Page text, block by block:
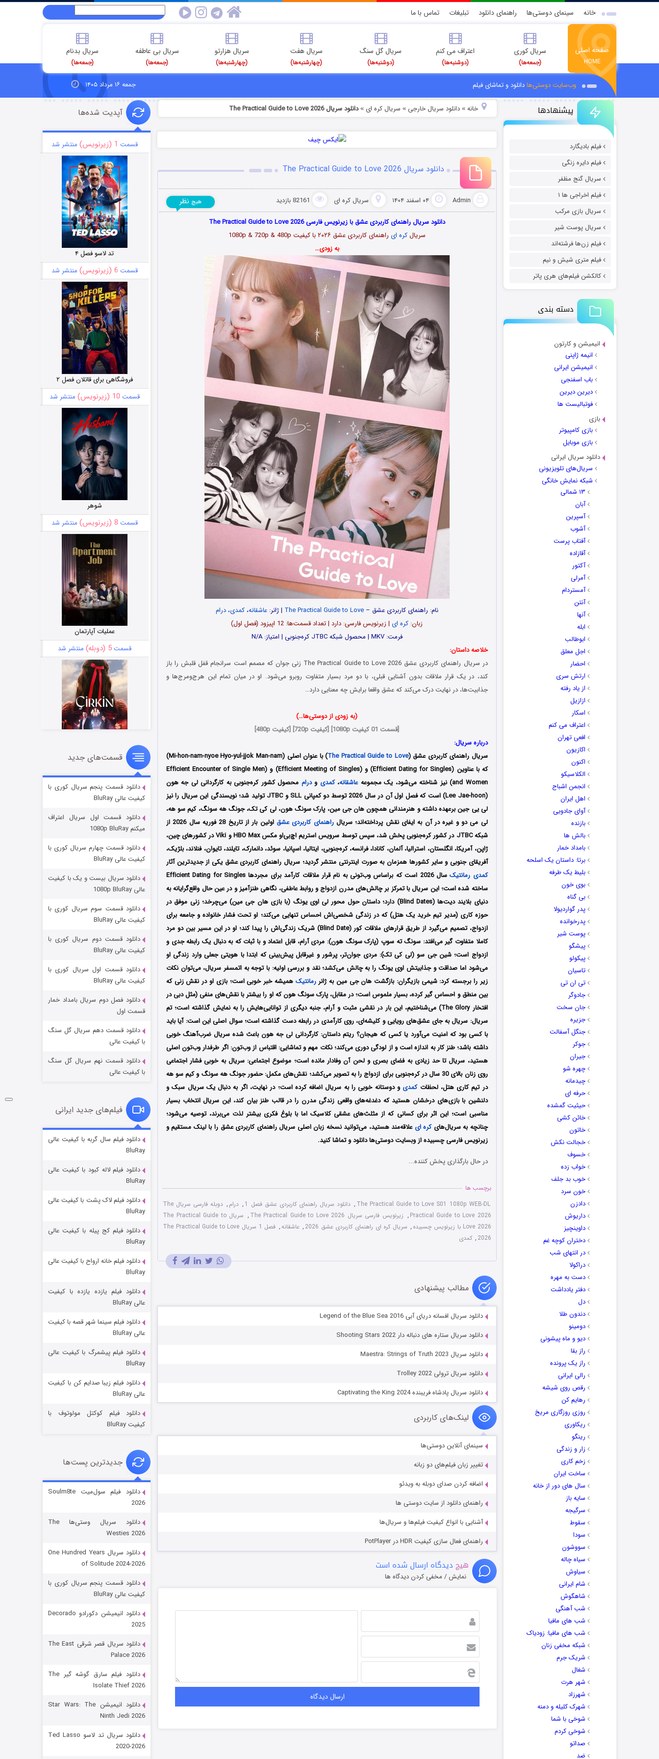
خانه سینمای دوستی‌ها راهنمای دانلود تبلیغات تماس با ما
صفحه اصلی
HOME
سریال کوری
(جمعه‌ها)
اعتراف می کنم
(دوشنبه‌ها)
سریال گل سنگ
(دوشنبه‌ها)
سریال هفت
(چهارشنبه‌ها)
سریال هزارتو
(چهارشنبه‌ها)
سریال بی عاطفه
(جمعه‌ها)
سریال بدنام
(جمعه‌ها)
وب‌سایت دوستی‌هادانلود و تماشای فیلم جمعه ۱۶ مرداد ۱۴۰۵
پیشنهادها
فیلم بادیگارد
فیلم دایره زنگی
سریال گنج مظفر
فیلم اخراجی ها ۱
سریال بازی مرکب
سریال پوست شیر
فیلم زن‌ها فرشته‌اند
فیلم متری شیش و نیم
کالکشن فیلم‌های هری پاتر
دسته بندی
انیمیشن و کارتون
انیمه ژاپنی
انیمیشن ایرانی
باب اسفنجی
دیرین دیرین
فوتبالیست ها
بازی
بازی کامپیوتر
بازی موبایل
دانلود سریال ایرانی
سریال‌های تلویزیونی
شبکه نمایش خانگی
۱۳ شمالی
آبان
آسپرین
آشوب
آفتاب پرست
آقازاده
آکتور
آمرلی
آمستردام
آنتن
آنها
ابله
ابوطالب
اجل معلق
احضار
ارتش سری
از یاد رفته
ازازیل
اسکار
اعتراف می کنم
افعی تهران
اکازیون
اکنون
الکلاسیکو
انجمن اشباح
اهل ایران
آوای جادویی
بازنده
بالش ها
بامداد خمار
برتا: داستان یک اسلحه
بلیط یک‌‌ طرفه
بوی خون
بی گناه
پدر گواردیولا
پدرخوانده
پوست شیر
پیشگو
پیکولو
تاسیان
تی ان تی
جادوگر
جان سخت
جزیره
جنگل آسفالت
جوکر
جیران
چهره شو
چیدمانه
حرفه ای
حیثیت گمشده
خائن کشی
خاتون
خجالت نکش
خسوف
خواب زده
خوب بد جلف
خون سرد
دادزن
داریوش
داوینچیز
دختران کوچه غم
در انتهای شب
دراکولا
دست به مهره
دفتر یادداشت
دل
دندون طلا
دومینو
دیو و ماه پیشونی
راز بقا
راز یک پرونده
رالی ایرانی
رقص روی شیشه
رهایم کن
روزی روزگاری مریخ
ریکاوری
رینگو
زار و زندگی
زخم کاری
ساخت ایران
سال های دور از خانه
سایه باز
سرگیجه
سقوط
سودا
سووشون
سیاه چاله
سیاوش
شام ایرانی
شاهگوش
شب آهنگی
شب های مافیا
شب های مافیا: زودیاک
شبکه مخفی زنان
شریک جرم
شغال
شهر هرت
شهرزاد
شهرک کلیله و دمنه
شوخی با شما
شوخی کردم
صداتو
ضد
خانه» دانلود سریال خارجی » سریال کره ای »دانلود سریال The Practical Guide to Love 2026
دانلود سریال The Practical Guide to Love 2026
Admin ۰۴ اسفند ۱۴۰۴ سریال کره ای 82161 بازدید هیچ نظر
دانلود سریال راهنمای کاربردی عشق با زیرنویس فارسی The Practical Guide to Love 2026
سریالکره ای راهنمای کاربردی عشق ۲۰۲۶ با کیفیت 1080p & 720p & 480p
به زودی…
نام: راهنمای کاربردی عشق –The Practical Guide to Love | ژانر:عاشقانه،کمدی،درام
زبان: کره ای | زیرنویس فارسی: دارد | تعداد قسمت‌‌‌ها: 12 اپیزود (فصل اول)
فرمت: MKV | محصول شبکه JTBC کره‌‎جنوبی | امتیاز: N/A
خلاصه داستان:
در سریال راهنمای کاربردی عشق The Practical Guide to Love 2026 زنی جوان که مصمم است سرانجام قفل قلبش را باز
کند، در یک قرار ملاقات بدون آشنایی قبلی، با دو مرد بسیار متفاوت روبرو می‌شود. او در میان تمام این هرج‌ومرج‌ها و
جذابیت‌ها، در نهایت درک می‌کند که عشق واقعا برایش چه معنایی دارد…
(به زودی از دوستی‌ها…)
[قسمت 01 کیفیت 1080p ] [کیفیت 720p ] [کیفیت 480p
]
درباره سریال:
سریال راهنمای کاربردی عشق (The Practical Guide to Love
) با عنوان اصلی (Mi-hon-nam-nyoe Hyo-yul-jjok Man-nam)
که با عناوین (Efficient Dating for Singles) و (Efficient Meeting of Singles) و (Efficient Encounter of Single Men
and Women) نیز شناخته می‌شود، یک مجموعه
عاشقانه،کمدی ودرام محصول کشور کره‌جنوبی به کارگردانی لی جه هون
(Lee Jae-hoon)
است که فصل اول آن در سال 2026 توسط دو کمپانی‌ SLL و JTBC تولید شد؛ نویسندگی این سریال را نیز
لی یی جینبرعهده داشته و هنرمندانی همچونهان جی مین، پارک سونگ هون، لی کی تک، جونگ هه سونگ، کیم سو هه،
لی می دوو غیره در آن به ایفای نقش پرداخته‌اند؛ سریالراهنمای کاربردی عشق
اولین بار از تاریخ 28 فوریه سال 2026 از
شبکه JTBC در کشور کره‌جنوبی پخش شد، سپس توسط سرویس استریم اچ‌بی‌او مکس HBO Max و Viki در کشورهای چین،
ژاپن، آمریکا، انگلستان، استرالیا، آلمان، کانادا، فرانسه، کره‌جنوبی، ایتالیا، اسپانیا، سوئد، دانمارک، تایلند، تایوان، فنلاند، بلژیک،
آفریقای جنوبی و سایر کشورها همزمان به صورت اینترنتی منتشر گردید؛سریال راهنمای کاربردی عشق یکی از جدیدترین آثار
کمدی رمانتیک
سال 2026 است که براساس وب‌تونی به نام قرار ملاقات کارآمد برای مجردها Efficient Dating for Singles
ساخته شده است؛ این سریال با تمرکز بر چالش‌های مدرن ازدواج و روابط عاطفی، نگاهی طنزآمیز و در عین حال واقع‌گرایانه به
دنیای بلایند دیت‌ها (Blind Dates) دارد؛
داستان حول محور لی اوی یونگ (با بازی هان جی مین) می‌چرخد؛ زنی موفق در
حوزه کاری (مدیر تیم خرید یک هتل) که در زندگی شخصی‌اش احساس تنهایی می‌کند؛ او تحت فشار خانواده و جامعه برای
ازدواج، تصمیم می‌گیرد از طریق قرارهای ملاقات کور (Blind Date) شریک زندگی‌اش را پیدا کند؛ او در این مسیر بین دو مرد
کاملا متفاوت گیر می‌افتد: سونگ ته سوپ (پارک سونگ هون): مردی آرام، قابل اعتماد و با ثبات که به دنبال یک رابطه جدی و
ازدواج است؛ شین جی سو (لی کی تک): مردی جوان‌تر، پرشور و غیرقابل پیش‌بینی که ابتدا با هویتی جعلی وارد زندگی او
می‌شود اما صداقت و جذابیتش اوی یونگ را به چالش می‌کشد؛ نقد و بررسی اولیه: با توجه به اتمسفر سریال، می‌توان نکات
زیر را برجسته کرد: شیمی بازیگران: بازگشت هان جی مین به ژانررمانتیک همیشه خبر خوبی است؛ بازی او در نقش زنی که
بین منطق و احساس گیر کرده، بسیار ملموس است؛ در مقابل، پارک سونگ هون که او را بیشتر با نقش‌های منفی (مثل دبی در
افتخار The Glory) می‌شناختیم، این بار در نقشی مثبت و آرام، جنبه‌ دیگری از توانایی‌هایش را به نمایش گذاشته است؛ تم
سریال: سریال به جای عشق‌های رویایی و کلیشه‌ای، روی کارآمدی در رابطه دست گذاشته است؛ سوال اصلی این است: آیا باید
با کسی بود که امنیت می‌آورد یا کسی که هیجان؟ ریتم داستان: کارگردانی لی جه هون باعث شده سریال ضرب‌آهنگ خوبی
داشته باشد؛ طنز کار به اندازه است و از لودگی دوری می‌کند؛ نکات مهم و تماشایی: اقتباس از وب‌تون: اگر طرفدار وب‌تون اصلی
هستید، سریال تا حد زیادی به فضای بصری و لحن آن وفادار مانده است؛ موضوع اجتماعی: سریال به خوبی فشار اجتماعی
روی زنان بالای 30 سال در کره‌جنوبی برای ازدواج را به تصویر می‌کشد؛ نقش‌های مکمل: حضور جونگ هه سونگ و کیم سو هه
در تیم کاری هتل، لحظاتکمدی و دوستانه خوبی را به سریال اضافه کرده است؛ در نهایت، اگر به دنبال یک سریال سبک و
دلنشین با بازی‌های درخشان هستید که دغدغه‌های واقعی زندگی مدرن را در قالب طنز بیان کند، این سریال انتخاب بسیار
مناسبی است؛ این اثر برای کسانی که از مثلث‌های عشقی کلاسیک اما با بلوغ فکری بیشتر لذت می‌برند، توصیه می‌شود؛
چنانچه به سریال‌هایکره ای علاقه‌مند هستید، می‌توانید نسخه زبان اصلی سریال راهنمای کاربردی عشق را با لینک مستقیم و
زیرنویس فارسی چسبیده از وبسایت دوستی‌ها دانلود و تماشا کنید.
در حال بارگذاری پخش کننده...
برچسب ها
The Practical Guide to Love S01 1080p WEB-DL
, دانلود سریال راهنمای کاربردی عشق فصل 1 , درام ,
دوبله فارسی سریال The
Practical Guide to Love 2026
, زیرنویس فارسی سریال The Practical Guide to Love 2026 ,
سریال The Practical Guide to
Love 2026 با زیرنویس چسبیده
, سریال کره ای راهنمای کاربردی عشق 2026 , عاشقانه,
فصل 1 سریال The Practical Guide to Love
2026
, کمدی
مطالب پیشنهادی
دانلود سریال افسانه دریای آبی Legend of the Blue Sea 2016
دانلود سریال ستاره های دنباله دار Shooting Stars 2022
دانلود سریال Maestra: Strings of Truth 2023
دانلود سریال ترولی Trolley 2022
دانلود سریال پادشاه فریبنده Captivating the King 2024
لینک‌های کاربردی
سینمای آنلاین دوستی‌ها
تغییر زبان فیلم‌های دو زبانه
اضافه کردن صدای دوبله به ویدئو
راهنمای دانلود از سایت دوستی ها
آشنایی با انواع کیفیت فیلم‌ها و سریال‌ها
راهنمای فعال سازی کیفیت HDR در PotPlayer
هیچ دیدگاه ارسال شده است
نمایش / مخفی کردن دیدگاه ها
آپدیت شده‌ها
قسمت 1 (زیرنویس) منتشر شد
تد لاسو فصل ۴
قسمت 6 (زیرنویس) منتشر شد
فروشگاهی برای قاتلان فصل ۲
قسمت 10 (زیرنویس) منتشر شد
شوهر
قسمت 8 (زیرنویس) منتشر شد
عملیات آپارتمان
قسمت5 (دوبله) منتشر شد
سریال زشت
قسمت2 (زیرنویس) منتشر شد
مردگان متحرک: شهر مرده ۳
شکست استوارت در نجات جهان
قسمت 7 (زیرنویس) منتشر شد
شوگر فصل ۲
قسمت
خاندان اژدها فصل ۳
جادوگری در مغولستان
قسمت6 (زیرنویس)
رویایی برای تو
قسمت15 (دوبله)
قسمت‌های جدید
دانلود قسمت پنجم سریال کوری با
کیفیت عالی BluRay
دانلود قسمت اول سریال اعتراف
میکنم 1080p BluRay
دانلود قسمت چهارم سریال کوری با
کیفیت عالی BluRay
دانلود سریال بیست و یک با کیفیت
عالی 1080p BluRay
دانلود قسمت سوم سریال کوری با
کیفیت عالی BluRay
دانلود قسمت دوم سریال کوری با
کیفیت عالی BluRay
دانلود قسمت اول سریال کوری با
کیفیت عالی BluRay
دانلود فصل دوم سریال بامداد خمار
قسمت اول
دانلود قسمت دهم سریال گل سنگ
با کیفیت عالی
دانلود قسمت نهم سریال گل سنگ
با کیفیت عالی
فیلم‌های جدید ایرانی
دانلود فیلم سال گربه با کیفیت عالی
BluRay
دانلود فیلم لاله کبود با کیفیت عالی
BluRay
دانلود فیلم لاک پشت با کیفیت عالی
BluRay
دانلود فیلم کج‌ پیله با کیفیت عالی
BluRay
دانلود فیلم خانه ارواح با کیفیت عالی
BluRay
دانلود فیلم یازده یازده با کیفیت
عالی BluRay
دانلود فیلم سینما شهر قصه با کیفیت
عالی BluRay
دانلود فیلم پیشمرگ با کیفیت عالی
BluRay
دانلود فیلم زیبا صدایم کن با کیفیت
عالی BluRay
دانلود فیلم کوکتل مولوتوف با
کیفیت BluRay
جدیدترین پست‌ها
دانلود فیلم سول‌میت Soulm8te
2026
دانلود سریال وستی‌ها The
Westies 2026
دانلود سریال One Hundred Years
of Solitude 2024-2026
دانلود قسمت پنجم سریال کوری با
کیفیت عالی BluRay
دانلود انیمیشن دکورادو Decorado
2025
دانلود سریال قصر شرقی The East
Palace 2026
دانلود فیلم سارق گوشه گیر The
Isolate Thief 2026
دانلود انیمیشن Star Wars: The
Ninth Jedi 2026
دانلود سریال تد لاسو Ted Lasso
2020-2026